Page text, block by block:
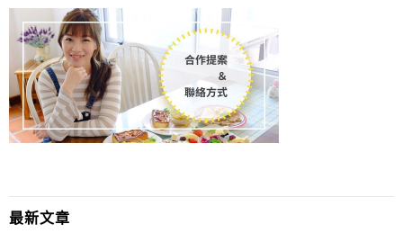
最新文章